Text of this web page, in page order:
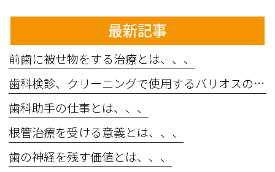
最新記事
前歯に被せ物をする治療とは、、、
歯科検診、クリーニングで使用するバリオスの効果とは、、、
歯科助手の仕事とは、、、
根管治療を受ける意義とは、、、
歯の神経を残す価値とは、、、